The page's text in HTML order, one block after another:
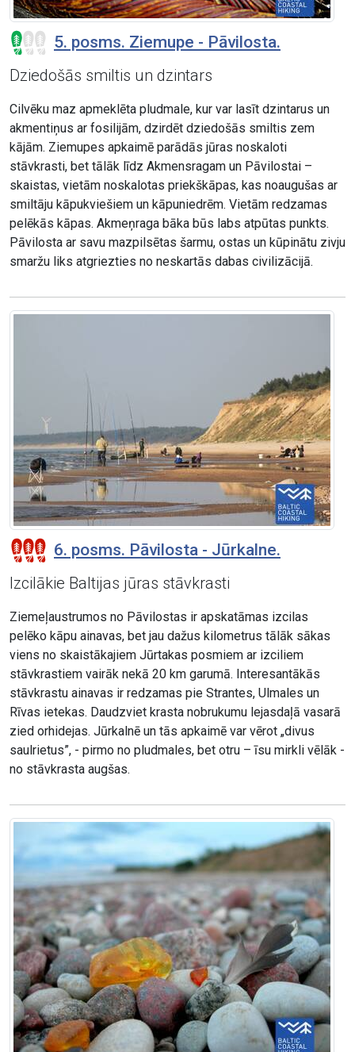
5. posms. Ziemupe - Pāvilosta.
Dziedošās smiltis un dzintars
Cilvēku maz apmeklēta pludmale, kur var lasīt dzintarus un
akmentiņus ar fosilijām, dzirdēt dziedošās smiltis zem
kājām. Ziemupes apkaimē parādās jūras noskaloti
stāvkrasti, bet tālāk līdz Akmensragam un Pāvilostai –
skaistas, vietām noskalotas priekškāpas, kas noaugušas ar
smiltāju kāpukviešiem un kāpuniedrēm. Vietām redzamas
pelēkās kāpas. Akmeņraga bāka būs labs atpūtas punkts.
Pāvilosta ar savu mazpilsētas šarmu, ostas un kūpinātu zivju
smaržu liks atgriezties no neskartās dabas civilizācijā.
6. posms. Pāvilosta - Jūrkalne.
Izcilākie Baltijas jūras stāvkrasti
Ziemeļaustrumos no Pāvilostas ir apskatāmas izcilas
pelēko kāpu ainavas, bet jau dažus kilometrus tālāk sākas
viens no skaistākajiem Jūrtakas posmiem ar izciliem
stāvkrastiem vairāk nekā 20 km garumā. Interesantākās
stāvkrastu ainavas ir redzamas pie Strantes, Ulmales un
Rīvas ietekas. Daudzviet krasta nobrukumu lejasdaļā vasarā
zied orhidejas. Jūrkalnē un tās apkaimē var vērot „divus
saulrietus”, - pirmo no pludmales, bet otru – īsu mirkli vēlāk -
no stāvkrasta augšas.